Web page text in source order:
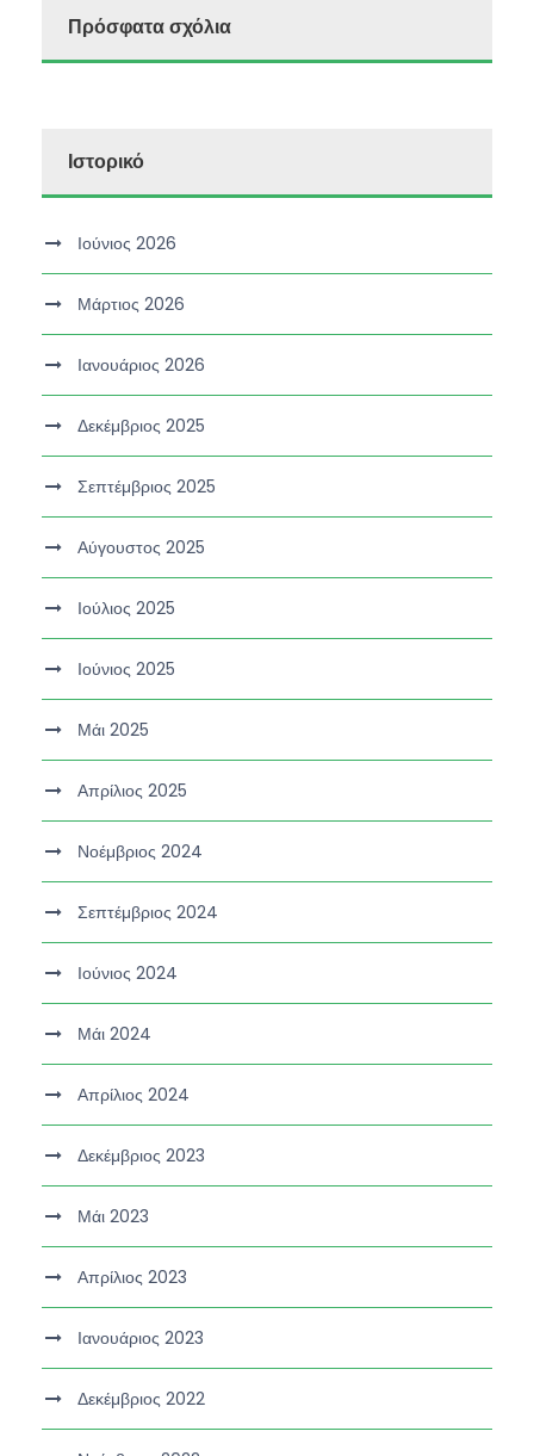
Πρόσφατα σχόλια
Ιστορικό
Ιούνιος 2026
Μάρτιος 2026
Ιανουάριος 2026
Δεκέμβριος 2025
Σεπτέμβριος 2025
Αύγουστος 2025
Ιούλιος 2025
Ιούνιος 2025
Μάι 2025
Απρίλιος 2025
Νοέμβριος 2024
Σεπτέμβριος 2024
Ιούνιος 2024
Μάι 2024
Απρίλιος 2024
Δεκέμβριος 2023
Μάι 2023
Απρίλιος 2023
Ιανουάριος 2023
Δεκέμβριος 2022